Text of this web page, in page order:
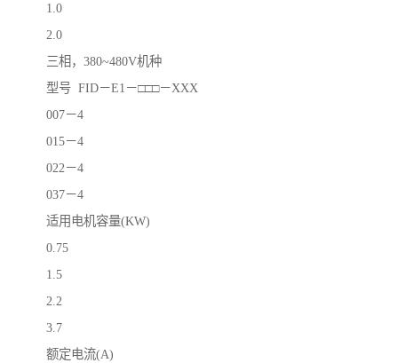
1.0
2.0
三相，380~480V机种
型号 FID－E1－□□□－XXX
007－4
015－4
022－4
037－4
适用电机容量(KW)
0.75
1.5
2.2
3.7
额定电流(A)